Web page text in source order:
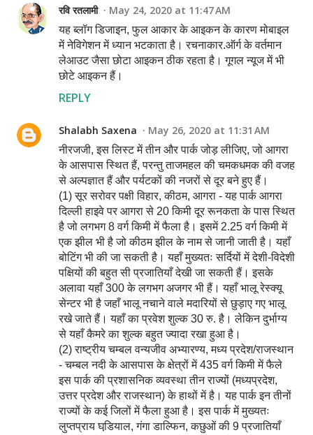
रवि रतलामी May 24, 2020 at 11:47 AM
यह ब्लॉग डिजाइन, फुल आकार के आइकन के कारण मोबाइल
में नेविगेशन में ध्यान भटकाता है। रचनाकार.ऑर्ग के वर्तमान
लेआउट जैसा छोटा आइकन ठीक रहता है। गूगल न्यूज में भी
छोटे आइकन हैं।
REPLY
Shalabh Saxena May 26, 2020 at 11:31 AM
नीरजजी, इस लिस्ट में तीन और पार्क जोड़ लीजिए, जो आगरा
के आसपास स्थित हैं, परन्तु ताजमहल की चमकधमक की वजह
से अल्पज्ञात हैं और पर्यटकों की नजरों से दूर बने हुए हैं।
(1) सूर सरोवर पक्षी विहार, कीठम, आगरा - यह पार्क आगरा
दिल्ली हाइवे पर आगरा से 20 किमी दूर रूनकता के पास स्थित
है जो लगभग 8 वर्ग किमी में फैला है। इसमें 2.25 वर्ग किमी में
एक झील भी है जो कीठम झील के नाम से जानी जाती है। यहाँ
बोटिंग भी की जा सकती है। यहाँ मुख्यतः सर्दियों में देशी-विदेशी
पक्षियों की बहुत सी प्रजातियाँ देखी जा सकती हैं। इसके
अलावा यहाँ 300 के लगभग अजगर भी हैं। यहाँ भालू रेस्क्यू
सेन्टर भी है जहाँ भालू नचाने वाले मदारियों से छुड़ाए गए भालू
रखे जाते हैं। यहाँ का प्रवेश शुल्क 30 रु. है। लेकिन दुर्भाग्य
से यहाँ कैमरे का शुल्क बहुत ज्यादा रखा हुआ है।
(2) राष्ट्रीय चम्बल वन्यजीव अभ्यारण्य, मध्य प्रदेश/राजस्थान
- चम्बल नदी के आसपास के क्षेत्रों में 435 वर्ग किमी में फैले
इस पार्क की प्रशासनिक व्यवस्था तीन राज्यों (मध्यप्रदेश,
उत्तर प्रदेश और राजस्थान) के हाथों में है। यह पार्क इन तीनों
राज्यों के कई जिलों में फैला हुआ है। इस पार्क में मुख्यतः
लुप्तप्राय घडि़याल, गंगा डाल्फिन, कछुओं की 9 प्रजातियाँ